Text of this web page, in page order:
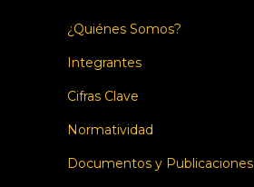
¿Quiénes Somos?
Integrantes
Cifras Clave
Normatividad
Documentos y Publicaciones